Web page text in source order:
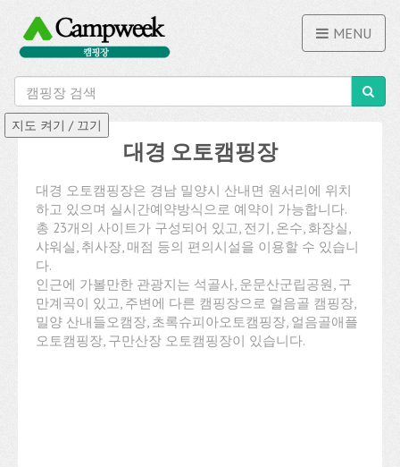
MENU
대경 오토캠핑장
대경 오토캠핑장은 경남 밀양시 산내면 원서리에 위치
하고 있으며 실시간예약방식으로 예약이 가능합니다.
총 23개의 사이트가 구성되어 있고, 전기, 온수, 화장실,
샤워실, 취사장, 매점 등의 편의시설을 이용할 수 있습니
다.
인근에 가볼만한 관광지는 석골사, 운문산군립공원, 구
만계곡이 있고, 주변에 다른 캠핑장으로 얼음골 캠핑장,
밀양 산내들오캠장, 초록슈피아오토캠핑장, 얼음골애플
오토캠핑장, 구만산장 오토캠핑장이 있습니다.